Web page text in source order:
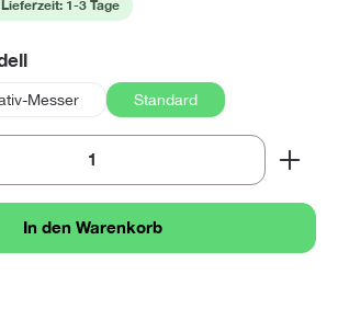
1-3 Tage
auswählen
Messer Standard
Gib den gewünschten Wert ein
In den Warenkorb